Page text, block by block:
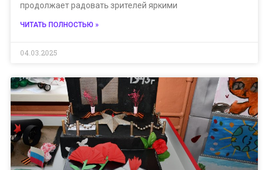
продолжает радовать зрителей яркими
ЧИТАТЬ ПОЛНОСТЬЮ »
04.03.2025